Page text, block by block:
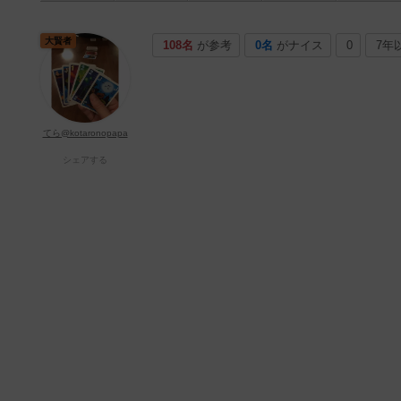
108名 が参考 0名 がナイス 0 7年
大賢者
てら@kotaronopapa
シェアする